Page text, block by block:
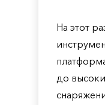
На этот
до